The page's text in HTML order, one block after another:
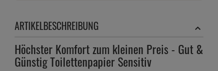
ARTIKELBESCHREIBUNG
Höchster Komfort zum kleinen Preis - Gut &
Günstig Toilettenpapier Sensitiv